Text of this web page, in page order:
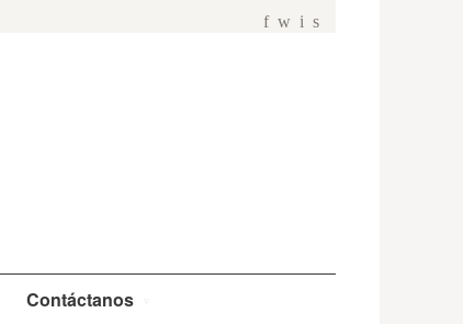
f w i s
Contáctanos